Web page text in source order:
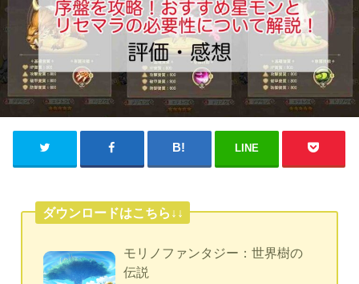
LINE
ダウンロードはこちら↓↓
モリノファンタジー：世界樹の
伝説